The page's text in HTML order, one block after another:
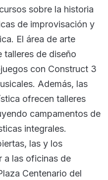
sobre la historia
de improvisación y
El área de arte
de diseño
con Construct 3
Además, las
ofrecen talleres
campamentos de
integrales.
las y los
a las oficinas de
Centenario del